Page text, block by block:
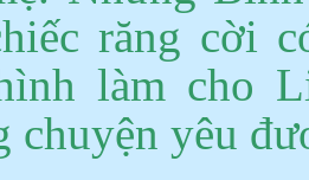
răng cời
làm cho
chuyện yêu